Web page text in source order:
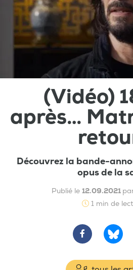
(Vidéo)
après…
Découvrez la bande-
opus de la
Publié le 12.09.2021
1 min de